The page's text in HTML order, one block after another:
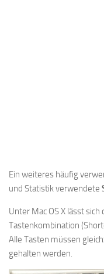
Ein weiteres häufig
und Statistik verwendete
Unter Mac OS X lässt sich
Tastenkombination
Alle Tasten müssen
gehalten werden.